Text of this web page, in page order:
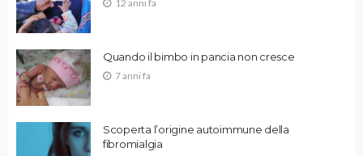
12 anni fa
Quando il bimbo in pancia non cresce
7 anni fa
Scoperta l’origine autoimmune della
fibromialgia